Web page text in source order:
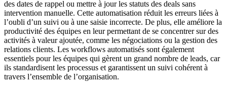
des dates de rappel ou mettre à jour les statuts des deals sans
intervention manuelle. Cette automatisation réduit les erreurs liées à
l’oubli d’un suivi ou à une saisie incorrecte. De plus, elle améliore la
productivité des équipes en leur permettant de se concentrer sur des
activités à valeur ajoutée, comme les négociations ou la gestion des
relations clients. Les workflows automatisés sont également
essentiels pour les équipes qui gèrent un grand nombre de leads, car
ils standardisent les processus et garantissent un suivi cohérent à
travers l’ensemble de l’organisation.